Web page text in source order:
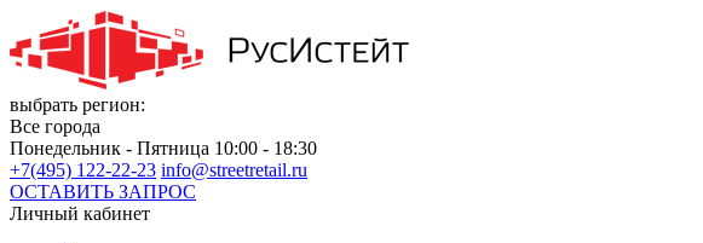
выбрать регион:
Все города
Понедельник - Пятница 10:00 - 18:30
+7(495) 122-22-23 info@streetretail.ru
ОСТАВИТЬ ЗАПРОС
Личный кабинет